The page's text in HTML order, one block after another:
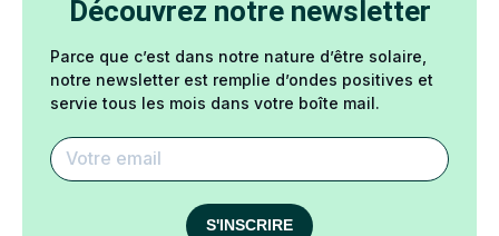
Découvrez notre newsletter
Parce que c’est dans notre nature d’être solaire,
notre newsletter est remplie d’ondes positives et
servie tous les mois dans votre boîte mail.
S'INSCRIRE